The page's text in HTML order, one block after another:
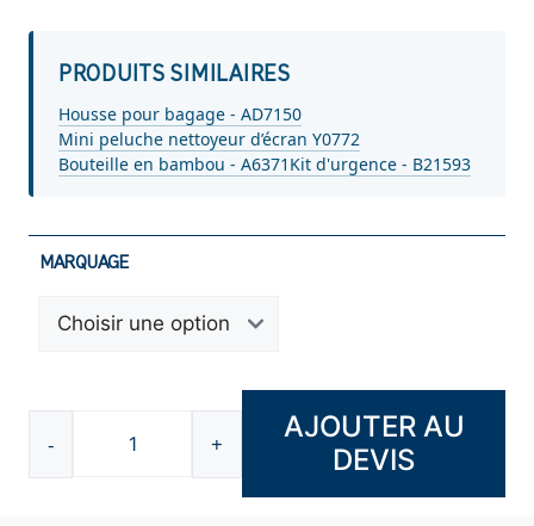
PRODUITS SIMILAIRES
Housse pour bagage - AD7150
Mini peluche nettoyeur d’écran Y0772
Bouteille en bambou - A6371 Kit d'urgence - B21593
MARQUAGE
-
quantité
de
+
AJOUTER AU
DEVIS